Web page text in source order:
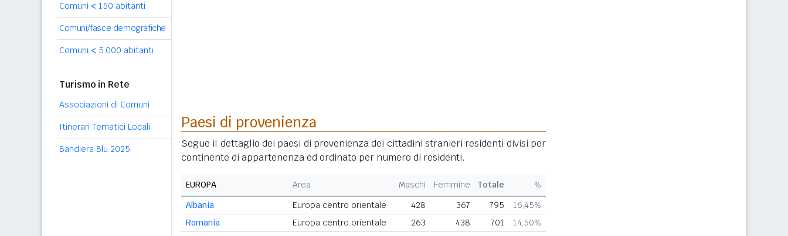
Comuni < 150 abitanti
Comuni/fasce demografiche
Comuni < 5.000 abitanti
Turismo in Rete
Associazioni di Comuni
Itinerari Tematici Locali
Bandiera Blu 2025
Paesi di provenienza
Segue il dettaglio dei paesi di provenienza dei cittadini stranieri residenti divisi per
continente di appartenenza ed ordinato per numero di residenti.
EUROPA Area Maschi Femmine Totale
%
Albania
Europa centro orientale 428 367 795
16,45%
Romania
Europa centro orientale 263 438 701
14,50%